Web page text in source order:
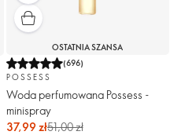
OSTATNIA SZANSA
(696)
POSSESS
Woda perfumowana Possess -
minispray
37,99 zł51,00 zł